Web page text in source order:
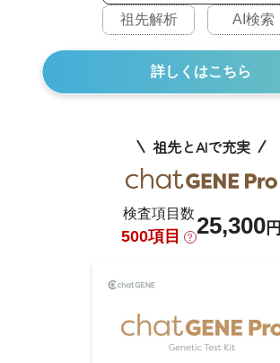
祖先解析 AI検索
詳しくはこちら
祖先とAIで充実
検査項目数
500項目 ？ 25,300円